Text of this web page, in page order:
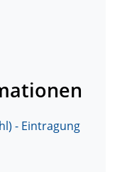
- Eintragung